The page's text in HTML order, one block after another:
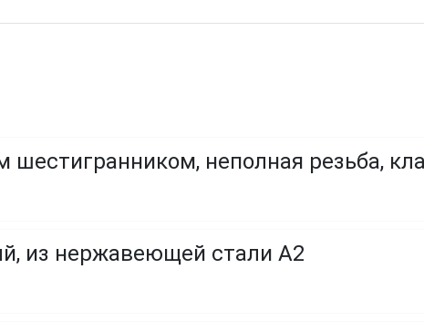
шестигранником, неполная резьба,
из нержавеющей стали A2